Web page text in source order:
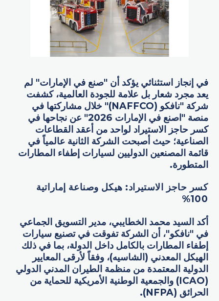
في إنجاز استثنائي يؤكد أن "صنع في الإمارات" لم
يعد مجرد شعار بل علامة للجودة العالمية، كشفت
شركة "نافكو (NAFFCO)" خلال مشاركتها في
منصة "اصنع في الإمارات 2026" عن نجاحها في
كسر حاجز الاستيراد لواحد من أعقد القطاعات
الصناعية؛ حيث أصبحت الشركة الثانية عالمياً في
قائمة المصنعين الدوليين لسيارات إطفاء المطارات
المتطورة.
كسر حاجز الاستيراد: هيكل وصناعة إماراتية
100
%
أكد السيد محمد الخطايبي، مدير التسويق الجماعي
في "نافكو"، أن الشركة تفوقت في تصنيع سيارات
إطفاء المطارات بالكامل داخل الدولة، بما في ذلك
الهيكل المعدني (الشاسيه)، وفقاً لأرقى المعايير
الدولية المعتمدة من منظمة الطيران المدني الدولي
(ICAO) والجمعية الوطنية الأمريكية للحماية من
الحرائق (NFPA).